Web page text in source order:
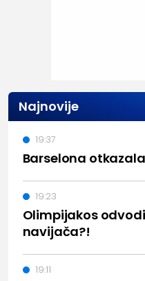
Najnovije
Barselona
19:37
Olimpijakos
navijača?!
19:23
19:11